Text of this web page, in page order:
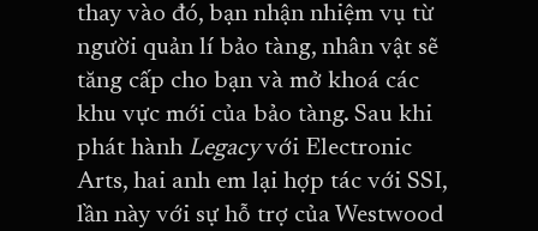
thay vào đó, bạn nhận nhiệm vụ từ
người quản lí bảo tàng, nhân vật sẽ
tăng cấp cho bạn và mở khoá các
khu vực mới của bảo tàng. Sau khi
phát hành Legacyvới Electronic
Arts, hai anh em lại hợp tác với SSI,
lần này với sự hỗ trợ của Westwood